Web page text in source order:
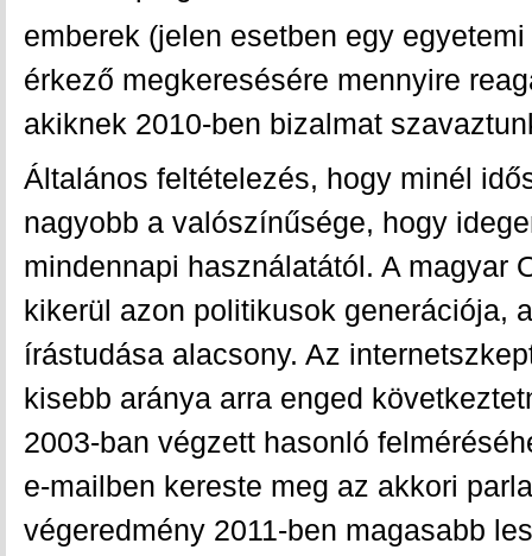
emberek (jelen esetben egy
érkező megkeresésére mennyire
akiknek 2010-ben bizalmat
Általános feltételezés, hogy minél
nagyobb a valószínűsége, hogy
mindennapi használatától. A magyar
kikerül azon politikusok generációja,
írástudása alacsony. Az
kisebb aránya arra enged
2003-ban végzett hasonló
e-mailben kereste meg az akkori
végeredmény 2011-ben magasabb